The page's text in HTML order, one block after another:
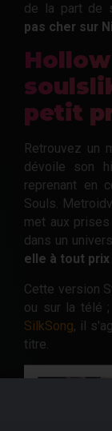
de la part de
pas cher sur
petit
Retrouvez un
dévoile son
reprenant en
Souls.
met aux
dans un
elle à tout
Cette version
ou sur la télé
SilkSong, il
titre.